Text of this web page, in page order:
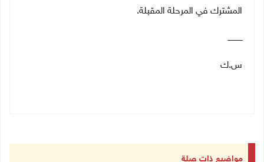
المشترك في المرحلة المقبلة.
ــــــــــــ
س.ك
مواضيع ذات صلة